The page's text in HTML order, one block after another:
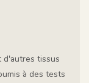
d'autres tissus
à des tests